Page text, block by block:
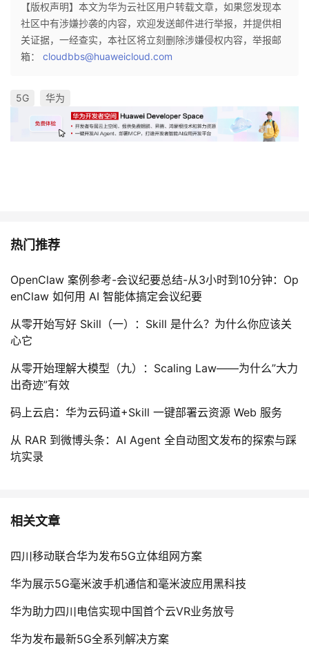
【版权声明】本文为华为云社区用户转载文章，如果您发现本
社区中有涉嫌抄袭的内容，欢迎发送邮件进行举报，并提供相
关证据，一经查实，本社区将立刻删除涉嫌侵权内容，举报邮
箱： cloudbbs@huaweicloud.com
5G 华为
热门推荐
OpenClaw 案例参考-会议纪要总结-从3小时到10分钟：Op
enClaw 如何用 AI 智能体搞定会议纪要
从零开始写好 Skill（一）：Skill 是什么？为什么你应该关
心它
从零开始理解大模型（九）：Scaling Law——为什么”大力
出奇迹”有效
码上云启：华为云码道+Skill 一键部署云资源 Web 服务
从 RAR 到微博头条：AI Agent 全自动图文发布的探索与踩
坑实录
相关文章
四川移动联合华为发布5G立体组网方案
华为展示5G毫米波手机通信和毫米波应用黑科技
华为助力四川电信实现中国首个云VR业务放号
华为发布最新5G全系列解决方案